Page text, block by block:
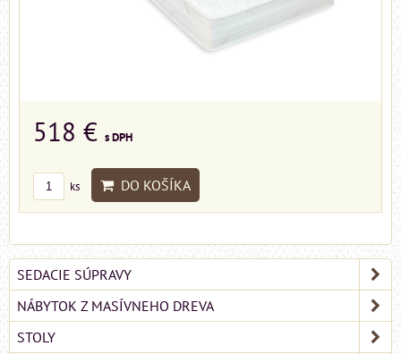
518 € s DPH
ks DO KOŠÍKA
SEDACIE SÚPRAVY
NÁBYTOK Z MASÍVNEHO DREVA
STOLY